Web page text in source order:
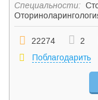
Специальности:
22274 2
Поблагодарить